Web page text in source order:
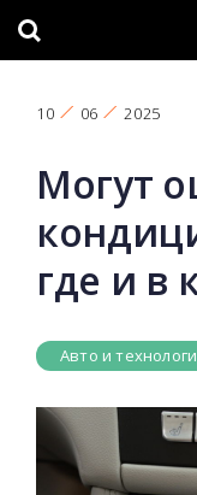
10 06 2025
Могут
где и в
Авто и